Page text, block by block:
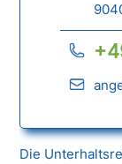
Die